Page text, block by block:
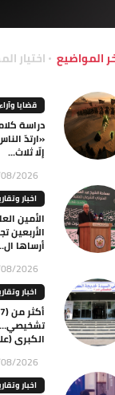
المواضيع اختيار
قضايا وآراء
دراسة
«ارتدّ
إلّا ثلاث...
2026
اخبار
الأمين
الأربعين
أرساها
2026
اخبار
الكبرى
2026
اخبار